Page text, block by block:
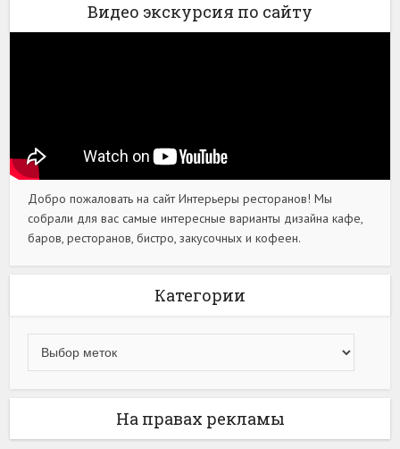
Видео экскурсия по сайту
Добро пожаловать на сайт Интерьеры ресторанов! Мы
собрали для вас самые интересные варианты дизайна кафе,
баров, ресторанов, бистро, закусочных и кофеен.
Категории
На правах рекламы